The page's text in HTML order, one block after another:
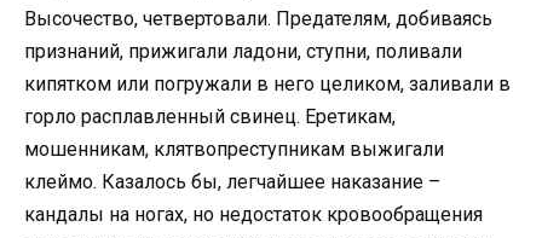
Высочество, четвертовали. Предателям, добиваясь
признаний, прижигали ладони, ступни, поливали
кипятком или погружали в него целиком, заливали в
горло расплавленный свинец. Еретикам,
мошенникам, клятвопреступникам выжигали
клеймо. Казалось бы, легчайшее наказание –
кандалы на ногах, но недостаток кровообращения